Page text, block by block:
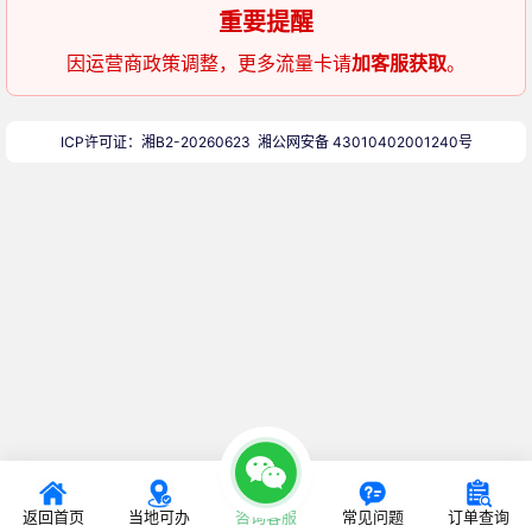
重要提醒
因运营商政策调整，更多流量卡请加客服获取。
返回首页 当地可办 咨询客服 常见问题 订单查询
ICP许可证：湘B2-20260623 湘公网安备 43010402001240号